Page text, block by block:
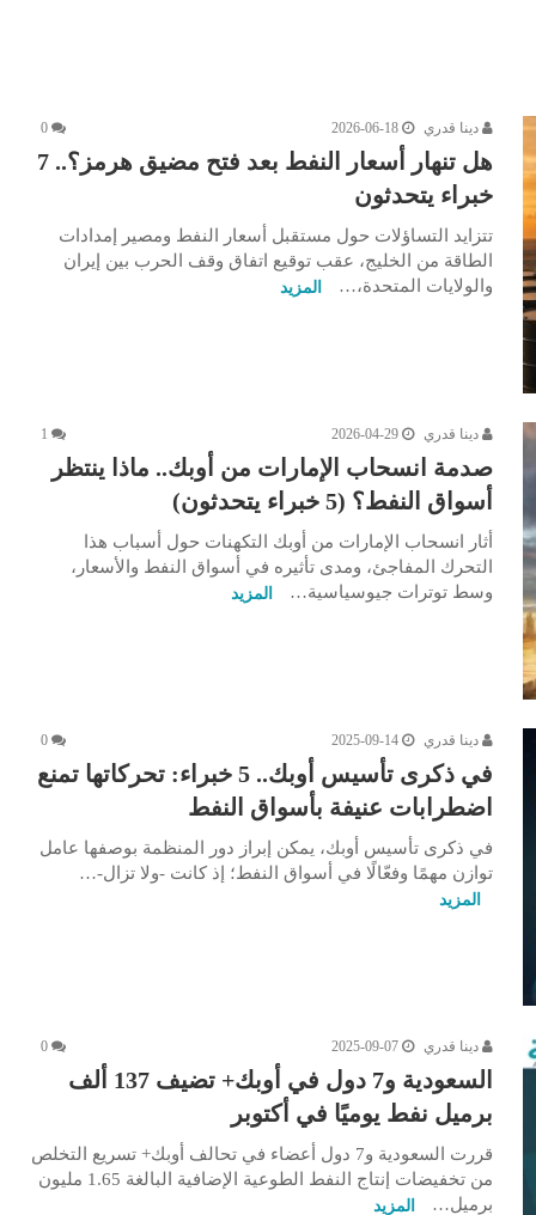
دينا قدري 2026-06-18
0
هل تنهار أسعار النفط بعد فتح مضيق هرمز؟.. 7
خبراء يتحدثون
تتزايد التساؤلات حول مستقبل أسعار النفط ومصير إمدادات
الطاقة من الخليج، عقب توقيع اتفاق وقف الحرب بين إيران
والولايات المتحدة،…
المزيد
دينا قدري 2026-04-29
1
صدمة انسحاب الإمارات من أوبك.. ماذا ينتظر
أسواق النفط؟ (5 خبراء يتحدثون)
أثار انسحاب الإمارات من أوبك التكهنات حول أسباب هذا
التحرك المفاجئ، ومدى تأثيره في أسواق النفط والأسعار،
وسط توترات جيوسياسية…
المزيد
دينا قدري 2025-09-14
0
في ذكرى تأسيس أوبك.. 5 خبراء: تحركاتها تمنع
اضطرابات عنيفة بأسواق النفط
في ذكرى تأسيس أوبك، يمكن إبراز دور المنظمة بوصفها عامل
توازن مهمًا وفعّالًا في أسواق النفط؛ إذ كانت -ولا تزال-…
المزيد
دينا قدري 2025-09-07
0
السعودية و7 دول في أوبك+ تضيف 137 ألف
برميل نفط يوميًا في أكتوبر
قررت السعودية و7 دول أعضاء في تحالف أوبك+ تسريع التخلص
من تخفيضات إنتاج النفط الطوعية الإضافية البالغة 1.65 مليون
برميل…
المزيد